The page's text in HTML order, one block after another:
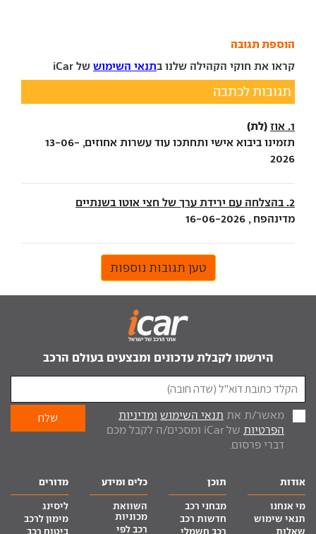
הוספת תגובה
קראו את חוקי הקהילה שלנו בתנאי השימוש של iCar
תגובות לכתבה
1. אוז (לת)
תזמינו ביבוא אישי ותחתכו עוד עשרות אחוזים, 13-06-
2026
2. בהצלחה עם ירידת ערך של חצי אוטו בשנתיים
מדינהפח , 16-06-2026
טען תגובות נוספות
הירשמו לקבלת עדכונים ומבצעים בעולם הרכב
מאשר/ת את תנאי השימוש ומדיניות
הפרטיות
של iCar ומסכים/ה לקבל מכם
דברי פרסום.
אודות
מי אנחנו
תנאי שימוש
שאלות
תוכן
מבחני רכב
חדשות רכב
רכב חשמלי
כלים ומידע
השוואת
מכוניות
רכב לפי
מדורים
ליסינג
מימון לרכב
ביטוח רכב